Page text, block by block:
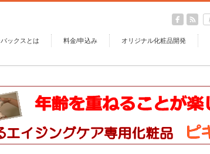
ックスとは 料金/申込み オリジナル化粧品開発